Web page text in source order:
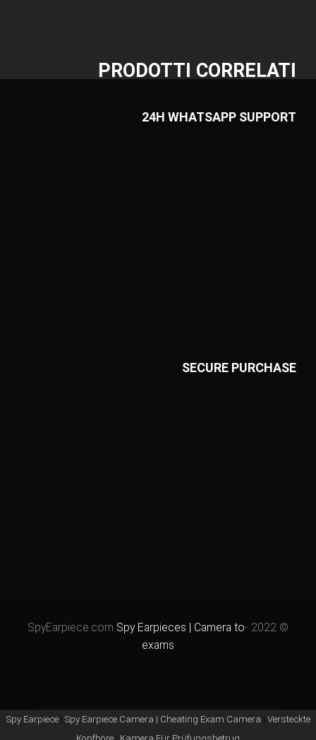
PRODOTTI CORRELATI
24H WHATSAPP SUPPORT
SECURE PURCHASE
© 2022 -SpyEarpiece.com
Spy Earpieces | Camera to
exams
0
Spy Earpiece| Spy Earpiece Camera | Cheating Exam Camera | Versteckte